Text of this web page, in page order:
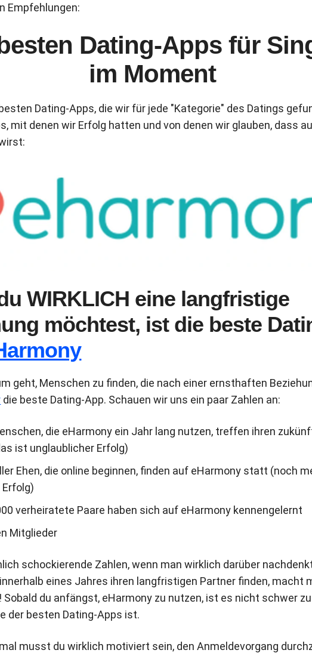
Empfehlungen:
Dating-Apps für
im Moment
Dating-Apps, die wir für jede "Kategorie" des Datings
mit denen wir Erfolg hatten und von denen wir glauben, dass
WIRKLICH eine langfristige
möchtest, ist die beste
geht, Menschen zu finden, die nach einer ernsthaften
die beste Dating-App. Schauen wir uns ein paar Zahlen an:
die eHarmony ein Jahr lang nutzen, treffen ihren
ist unglaublicher Erfolg)
Ehen, die online beginnen, finden auf eHarmony statt (noch
verheiratete Paare haben sich auf eHarmony kennengelernt
Mitglieder
schockierende Zahlen, wenn man wirklich darüber
eines Jahres ihren langfristigen Partner finden, macht
du anfängst, eHarmony zu nutzen, ist es nicht schwer
der besten Dating-Apps ist.
musst du wirklich motiviert sein, den Anmeldevorgang